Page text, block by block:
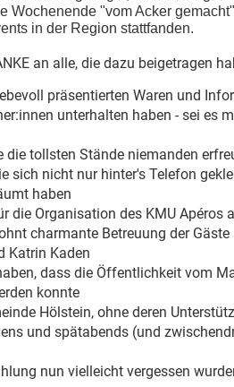
Wochenende "vom Acker
in der Region stattfanden.
an alle, die dazu beigetragen
präsentierten Waren und
unterhalten haben - sei es
die tollsten Stände niemanden
sich nicht nur hinter's Telefon
haben
Organisation des KMU Apéros
charmante Betreuung der Gäste
Katrin Kaden
dass die Öffentlichkeit vom
konnte
Hölstein, ohne deren
und spätabends (und
nun vielleicht vergessen